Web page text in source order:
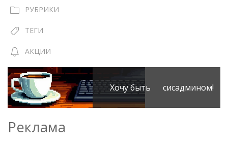
РУБРИКИ
ТЕГИ
АКЦИИ
Хочу быть сисадмином!
Реклама